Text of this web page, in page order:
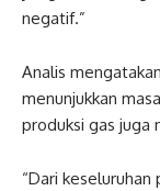
negatif.”
Analis
menunjukkan
produksi gas juga
“Dari